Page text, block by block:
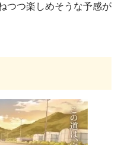
つつ楽しめそうな予感が